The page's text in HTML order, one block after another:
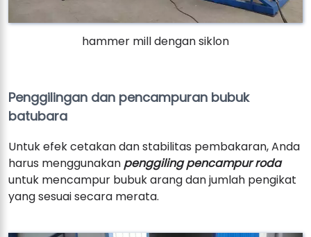
hammer mill dengan siklon
Penggilingan dan pencampuran bubuk
batubara
Untuk efek cetakan dan stabilitas pembakaran, Anda
harus menggunakan penggiling pencampur roda
untuk mencampur bubuk arang dan jumlah pengikat
yang sesuai secara merata.